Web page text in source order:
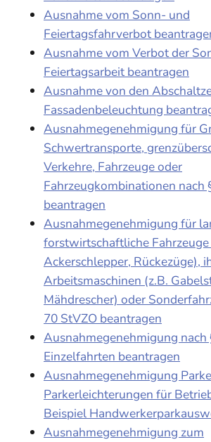
Ausnahme vom Sonn- und
Feiertagsfahrverbot
Ausnahme vom Verbot der
Feiertagsarbeit beantragen
Ausnahme von den
Fassadenbeleuchtung
Ausnahmegenehmigung für
Schwertransporte,
Verkehre, Fahrzeuge oder
Fahrzeugkombinationen nach
beantragen
Ausnahmegenehmigung für
forstwirtschaftliche Fahrzeuge
Ackerschlepper, Rückezüge),
Arbeitsmaschinen (z.B.
Mähdrescher) oder
70 StVZO beantragen
Ausnahmegenehmigung nach
Einzelfahrten beantragen
Ausnahmegenehmigung
Parkerleichterungen für
Beispiel
Ausnahmegenehmigung zum